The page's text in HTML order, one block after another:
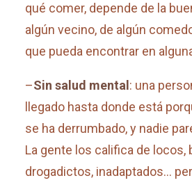
qué comer, depende de la
algún vecino, de algún
que pueda encontrar en
–Sin salud mental : una
llegado hasta donde está
se ha derrumbado, y nadie
La gente los califica de locos,
drogadictos, inadaptados…